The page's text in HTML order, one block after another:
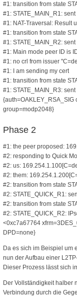
#1: transition from state
#1: STATE_MAIN_R1:
#1: NAT-Traversal: Result
#1: transition from state
#1: STATE_MAIN_R2:
#1: Main mode peer ID is
#1: no crl from issuer
#1: I am sending my cert
#1: transition from state
#1: STATE_MAIN_R3:
group=modp2048}
Phase 2
#1: the peer proposed:
#2: responding to Quick
#2: us:
#2: them:
#2: transition from state
#2: STATE_QUICK_R1:
#2: transition from state
#2: STATE_QUICK_R2:
<0xc7a67764
DPD=none}
Da es sich im Beispiel um
nun der Aufbau einer
Dieser Prozess lässt sich
Der Vollständigkeit halber
Verbindung durch die